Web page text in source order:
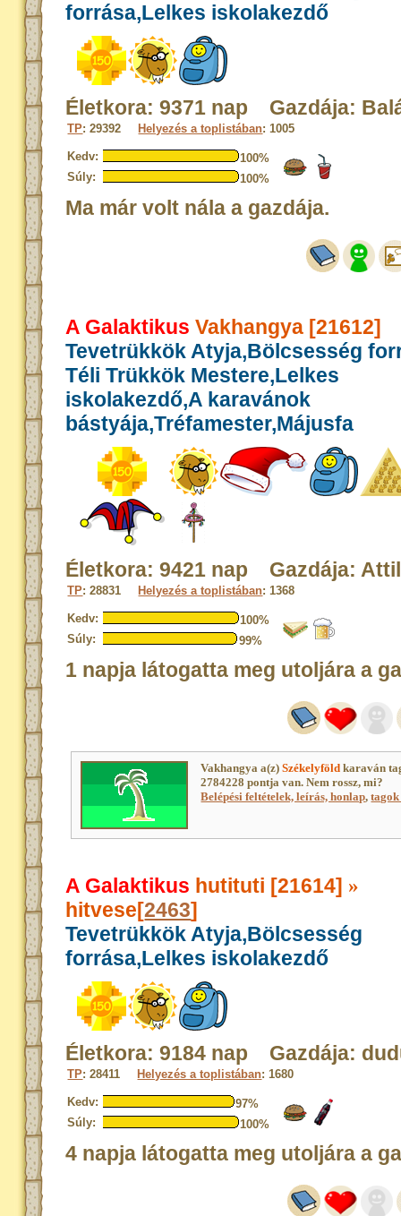
forrása,Lelkes iskolakezdő
Életkora: 9371 nap Gazdája:
TP: 29392 Helyezés a toplistában: 1005
Kedv:
100%
Súly:
100%
Ma már volt nála a gazdája.
A Galaktikus Vakhangya [21612]
Tevetrükkök Atyja,Bölcsesség
Téli Trükkök Mestere,Lelkes
iskolakezdő,A karavánok
bástyája,Tréfamester,Májusfa
Életkora: 9421 nap Gazdája:
TP: 28831 Helyezés a toplistában: 1368
Kedv:
100%
Súly:
99%
1 napja látogatta meg utoljára a
Vakhangya a(z)Székelyföld karaván
2784228 pontja van. Nem rossz, mi?
Belépési feltételek, leírás, honlap,
A Galaktikus hutituti [21614] »
hitvese[2463]
Tevetrükkök Atyja,Bölcsesség
forrása,Lelkes iskolakezdő
Életkora: 9184 nap Gazdája:
TP: 28411 Helyezés a toplistában: 1680
Kedv:
97%
Súly:
100%
4 napja látogatta meg utoljára a